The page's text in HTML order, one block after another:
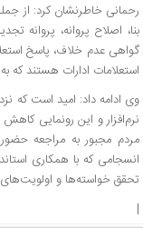
رحمانی خاطرنشان کرد: از
بنا، اصلاح پروانه، پروانه
گواهی عدم خلاف، پاسخ
استعلامات ادارات هستند
وی ادامه داد: امید است که
نرم‌افزار و این رونمایی
مردم مجبور به مراجعه
انسجامی که با همکاری
تحقق خواسته‌ها و
|